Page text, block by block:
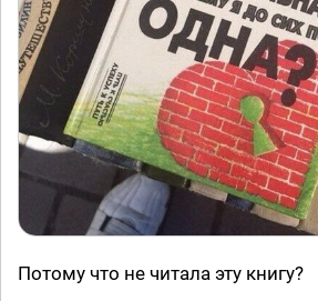
Потому что не читала эту книгу?